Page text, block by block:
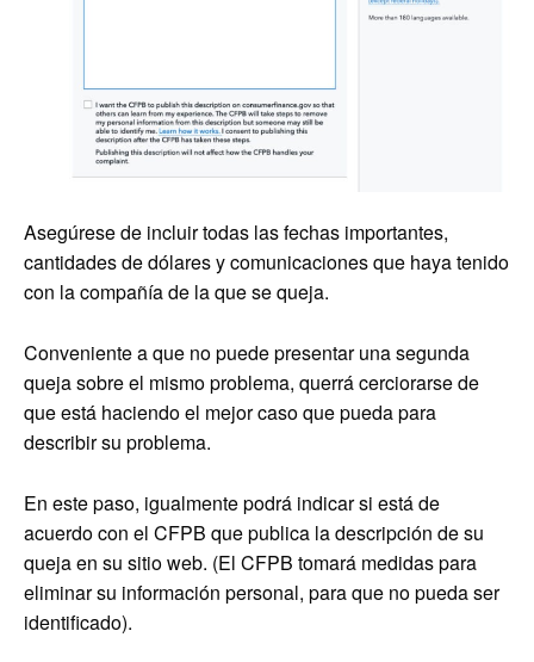
Asegúrese de incluir todas las fechas importantes,
cantidades de dólares y comunicaciones que haya tenido
con la compañía de la que se queja.
Conveniente a que no puede presentar una segunda
queja sobre el mismo problema, querrá cerciorarse de
que está haciendo el mejor caso que pueda para
describir su problema.
En este paso, igualmente podrá indicar si está de
acuerdo con el CFPB que publica la descripción de su
queja en su sitio web. (El CFPB tomará medidas para
eliminar su información personal, para que no pueda ser
identificado).